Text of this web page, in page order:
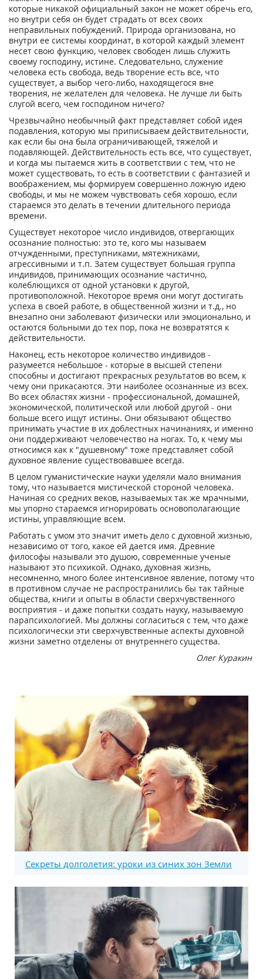
которые никакой официальный закон не может обречь его,
но внутри себя он будет страдать от всех своих
неправильных побуждений. Природа организована, но
внутри ее системы координат, в которой каждый элемент
несет свою функцию, человек свободен лишь служить
своему господину, истине. Следовательно, служение
человека есть свобода, ведь творение есть все, что
существует, а выбор чего-либо, находящегося вне
творения, не желателен для человека. Не лучше ли быть
слугой всего, чем господином ничего?
Чрезвычайно необычный факт представляет собой идея
подавления, которую мы приписываем действительности,
как если бы она была ограничивающей, тяжелой и
подавляющей. Действительность есть все, что существует,
и когда мы пытаемся жить в соответствии с тем, что не
может существовать, то есть в соответствии с фантазией и
воображением, мы формируем совершенно ложную идею
свободы, и мы не можем чувствовать себя хорошо, если
стараемся это делать в течении длительного периода
времени.
Существует некоторое число индивидов, отвергающих
осознание полностью: это те, кого мы называем
отчужденными, преступниками, мятежниками,
агрессивными и т.п. Затем существует большая группа
индивидов, принимающих осознание частично,
колеблющихся от одной установки к другой,
противоположной. Некоторое время они могут достигать
успеха в своей работе, в общественной жизни и т.д., но
внезапно они заболевают физически или эмоционально, и
остаются больными до тех пор, пока не возвратятся к
действительности.
Наконец, есть некоторое количество индивидов -
разумеется небольшое - которые в высшей степени
способны и достигают прекрасных результатов во всем, к
чему они прикасаются. Эти наиболее осознанные из всех.
Во всех областях жизни - профессиональной, домашней,
экономической, политической или любой другой - они
больше всего ищут истины. Они обязывают общество
принимать участие в их доблестных начинаниях, и именно
они поддерживают человечество на ногах. То, к чему мы
относимся как к "душевному" тоже представляет собой
духовное явление существовавшее всегда.
В целом гуманистические науки уделяли мало внимания
тому, что называется мистической стороной человека.
Начиная со средних веков, называемых так же мрачными,
мы упорно стараемся игнорировать основополагающие
истины, управляющие всем.
Работать с умом это значит иметь дело с духовной жизнью,
независимо от того, какое ей дается имя. Древние
философы называли это душою, современные ученые
называют это психикой. Однако, духовная жизнь,
несомненно, много более интенсивное явление, потому что
в противном случае не распространились бы так тайные
общества, книги и опыты в области сверхчувственного
восприятия - и даже попытки создать науку, называемую
парапсихологией. Мы должны согласиться с тем, что даже
психологически эти сверхчувственные аспекты духовной
жизни заметно отделены от внутреннего существа.
Олег Куракин
Секреты долголетия: уроки из синих зон Земли